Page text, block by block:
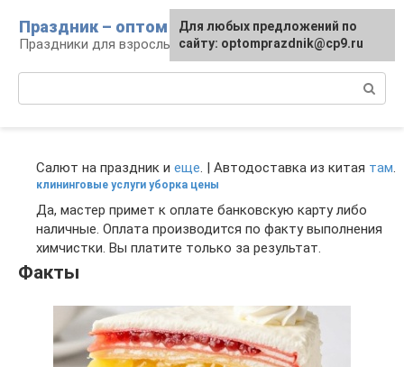
контенту
Праздник – оптом
Праздники для взрослых и детей
Салют на праздник и еще. | Автодоставка из китая там.
клининговые услуги уборка цены
Да, мастер примет к оплате банковскую карту либо
наличные. Оплата производится по факту выполнения
химчистки. Вы платите только за результат.
Факты
Для любых предложений по
сайту: optomprazdnik@cp9.ru